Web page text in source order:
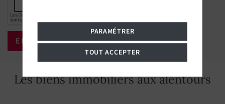
Les biens immobiliers aux alentours
PARAMÉTRER
TOUT ACCEPTER